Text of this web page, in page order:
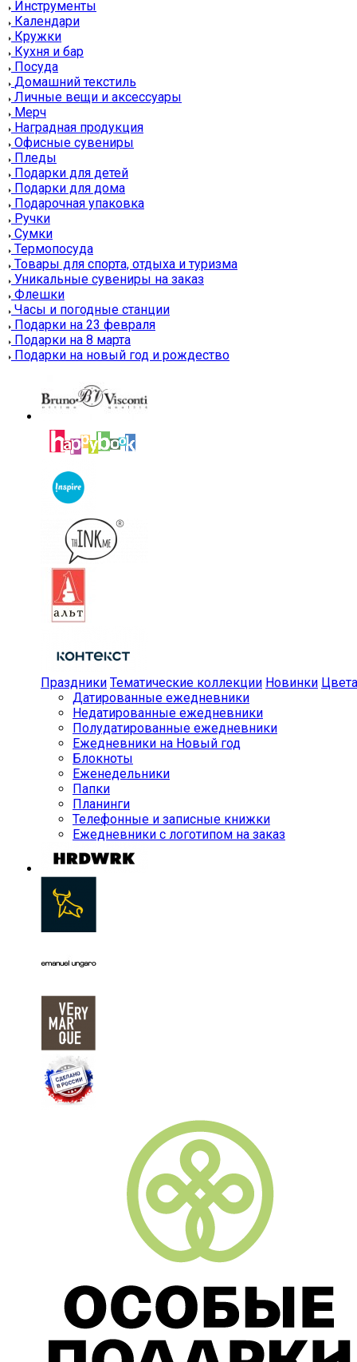
Инструменты
Календари
Кружки
Кухня и бар
Посуда
Домашний текстиль
Личные вещи и аксессуары
Мерч
Наградная продукция
Офисные сувениры
Пледы
Подарки для детей
Подарки для дома
Подарочная упаковка
Ручки
Сумки
Термопосуда
Товары для спорта, отдыха и туризма
Уникальные сувениры на заказ
Флешки
Часы и погодные станции
Подарки на 23 февраля
Подарки на 8 марта
Подарки на новый год и рождество
Праздники Тематические коллекции Новинки Цвета
Датированные ежедневники
Недатированные ежедневники
Полудатированные ежедневники
Ежедневники на Новый год
Блокноты
Еженедельники
Папки
Планинги
Телефонные и записные книжки
Ежедневники с логотипом на заказ